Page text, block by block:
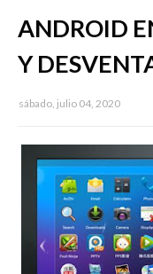
ANDROID
Y
sábado, julio 04, 2020